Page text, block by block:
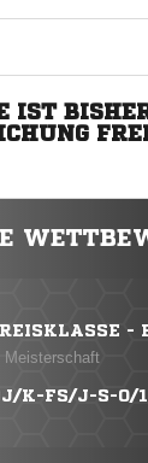
IST
-
Meisterschaft
K-FS/J-S-O/1